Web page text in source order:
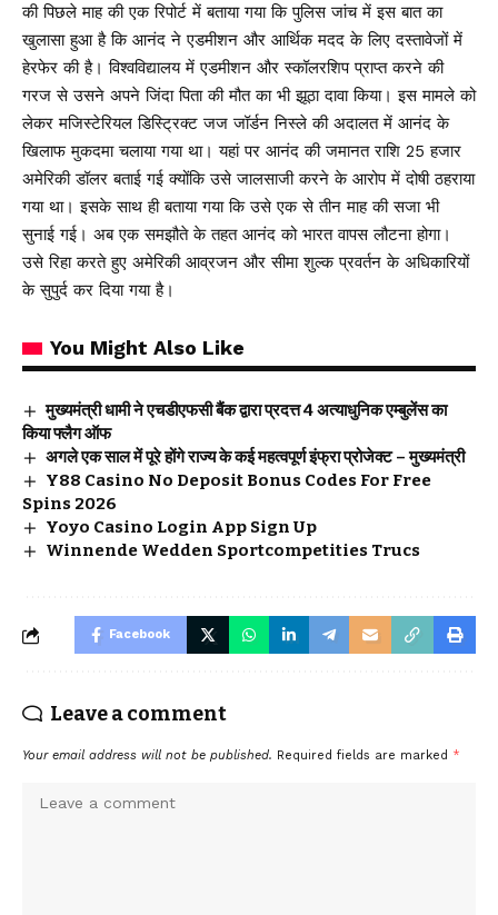
की पिछले माह की एक रिपोर्ट में बताया गया कि पुलिस जांच में इस बात का
खुलासा हुआ है कि आनंद ने एडमीशन और आर्थिक मदद के लिए दस्तावेजों में
हेरफेर की है। विश्वविद्यालय में एडमीशन और स्कॉलरशिप प्राप्त करने की
गरज से उसने अपने जिंदा पिता की मौत का भी झूठा दावा किया। इस मामले को
लेकर मजिस्टेरियल डिस्ट्रिक्ट जज जॉर्डन निस्ले की अदालत में आनंद के
खिलाफ मुकदमा चलाया गया था। यहां पर आनंद की जमानत राशि 25 हजार
अमेरिकी डॉलर बताई गई क्योंकि उसे जालसाजी करने के आरोप में दोषी ठहराया
गया था। इसके साथ ही बताया गया कि उसे एक से तीन माह की सजा भी
सुनाई गई। अब एक समझौते के तहत आनंद को भारत वापस लौटना होगा।
उसे रिहा करते हुए अमेरिकी आव्रजन और सीमा शुल्क प्रवर्तन के अधिकारियों
के सुपुर्द कर दिया गया है।
You Might Also Like
मुख्यमंत्री धामी ने एचडीएफसी बैंक द्वारा प्रदत्त 4 अत्याधुनिक एम्बुलेंस का
किया फ्लैग ऑफ
अगले एक साल में पूरे होंगे राज्य के कई महत्वपूर्ण इंफ्रा प्रोजेक्ट – मुख्यमंत्री
Y88 Casino No Deposit Bonus Codes For Free
Spins 2026
Yoyo Casino Login App Sign Up
Winnende Wedden Sportcompetities Trucs
Facebook
Leave a comment
Your email address will not be published. Required fields are marked *